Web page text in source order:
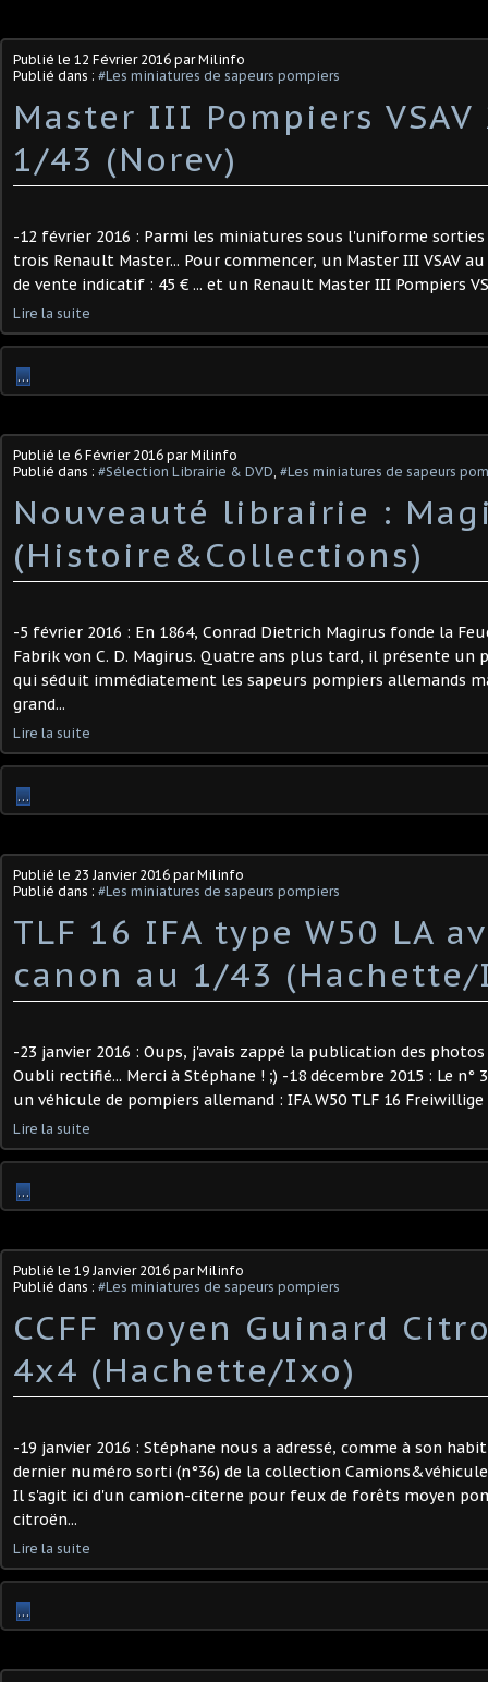
Publié le 12 Février 2016 par Milinfo
Publié dans : #Les miniatures de sapeurs pompiers
Master III Pompiers VSAV
1/43 (Norev)
-12 février 2016 : Parmi les miniatures sous l'uniforme sorties
trois Renault Master... Pour commencer, un Master III VSAV au
de vente indicatif : 45 € ... et un Renault Master III Pompiers
Lire la suite
…
Publié le 6 Février 2016 par Milinfo
Publié dans : #Sélection Librairie & DVD, #Les miniatures de sapeurs
Nouveauté librairie :
(Histoire&Collections)
-5 février 2016 : En 1864, Conrad Dietrich Magirus fonde la
Fabrik von C. D. Magirus. Quatre ans plus tard, il présente un
qui séduit immédiatement les sapeurs pompiers allemands
grand...
Lire la suite
…
Publié le 23 Janvier 2016 par Milinfo
Publié dans : #Les miniatures de sapeurs pompiers
TLF 16 IFA type W50 LA
canon au 1/43
-23 janvier 2016 : Oups, j'avais zappé la publication des
Oubli rectifié... Merci à Stéphane ! ;) -18 décembre 2015 : Le n°
un véhicule de pompiers allemand : IFA W50 TLF 16 Freiwillige
Lire la suite
…
Publié le 19 Janvier 2016 par Milinfo
Publié dans : #Les miniatures de sapeurs pompiers
CCFF moyen Guinard
4x4 (Hachette/Ixo)
-19 janvier 2016 : Stéphane nous a adressé, comme à son
dernier numéro sorti (n°36) de la collection
Il s'agit ici d'un camion-citerne pour feux de forêts moyen
citroën...
Lire la suite
…